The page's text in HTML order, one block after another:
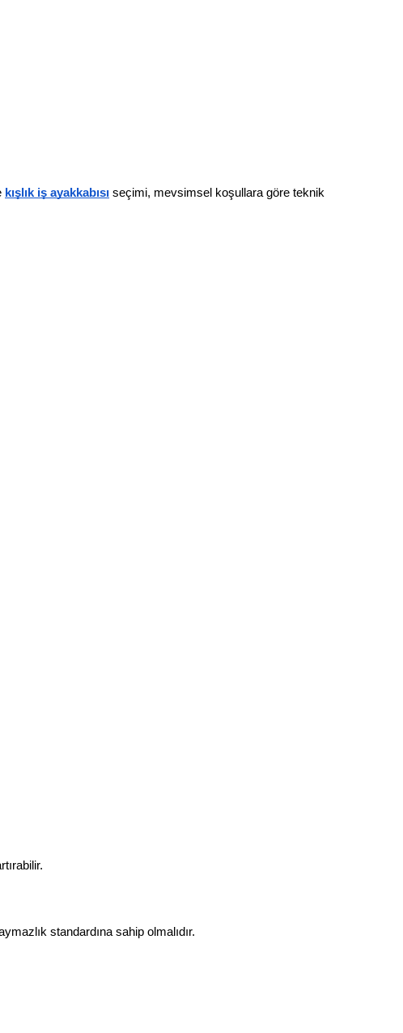
kışlık iş ayakkabısı seçimi, mevsimsel koşullara göre teknik
standardına sahip olmalıdır.